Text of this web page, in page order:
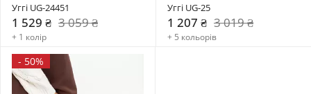
Уггі UG-24451
1 529 ₴ 3 059 ₴
+ 1 колір
Уггі UG-25
1 207 ₴ 3 019 ₴
+ 5 кольорів
- 50%